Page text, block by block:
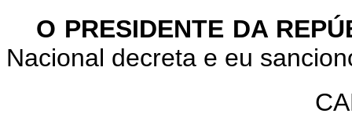
O PRESIDENTE DA
Nacional decreta e eu